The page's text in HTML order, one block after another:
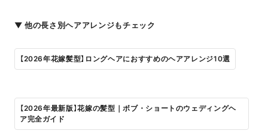
▼ 他の長さ別ヘアアレンジもチェック
【2026年花嫁髪型】ロングヘアにおすすめのヘアアレンジ10選
【2026年最新版】花嫁の髪型｜ボブ・ショートのウェディングヘ
ア完全ガイド